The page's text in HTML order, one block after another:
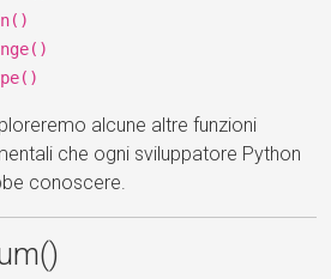
alcune altre funzioni
che ogni sviluppatore Python
conoscere.